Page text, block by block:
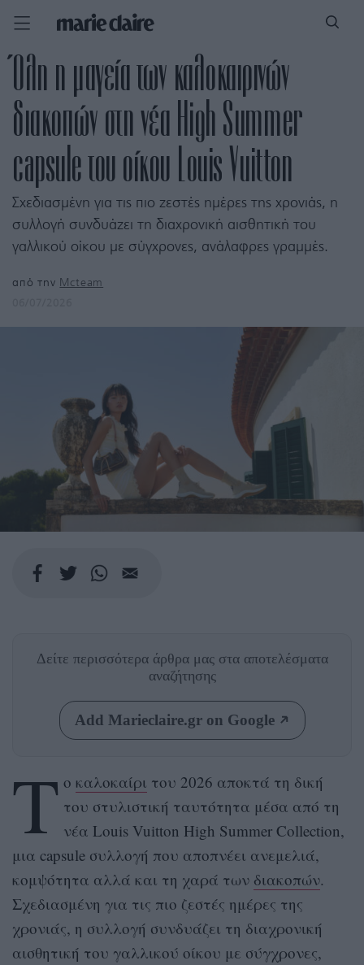
Όλη η μαγεία των καλοκαιρινών
διακοπών στη νέα High Summer
capsule του οίκου Louis Vuitton
Σχεδιασμένη για τις πιο ζεστές ημέρες της χρονιάς, η
συλλογή συνδυάζει τη διαχρονική αισθητική του
γαλλικού οίκου με σύγχρονες, ανάλαφρες γραμμές.
από την Mcteam
Δείτε περισσότερα άρθρα μας στα αποτελέσματα
αναζήτησης
Add Marieclaire.gr on Google
Τ ο καλοκαίρι του 2026 αποκτά τη δική
του στυλιστική ταυτότητα μέσα από τη
νέα Louis Vuitton High Summer Collection,
μια capsule συλλογή που αποπνέει ανεμελιά,
κομψότητα αλλά και τη χαρά των διακοπών.
Σχεδιασμένη για τις πιο ζεστές ημέρες της
χρονιάς, η συλλογή συνδυάζει τη διαχρονική
αισθητική του γαλλικού οίκου με σύγχρονες,